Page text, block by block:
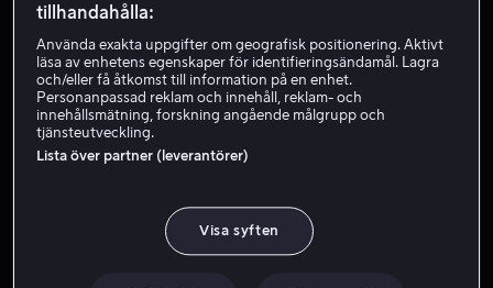
tillhandahålla:
Använda exakta uppgifter om geografisk positionering. Aktivt
läsa av enhetens egenskaper för identifieringsändamål. Lagra
och/eller få åtkomst till information på en enhet.
Personanpassad reklam och innehåll, reklam- och
innehållsmätning, forskning angående målgrupp och
tjänsteutveckling.
Lista över partner (leverantörer)
Visa syften